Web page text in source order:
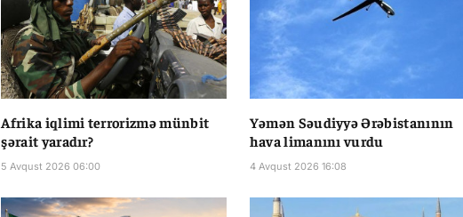
Afrika iqlimi terrorizmə münbit
şərait yaradır?
5 Avqust 2026 06:00
Yəmən Səudiyyə Ərəbistanının
hava limanını vurdu
4 Avqust 2026 16:08